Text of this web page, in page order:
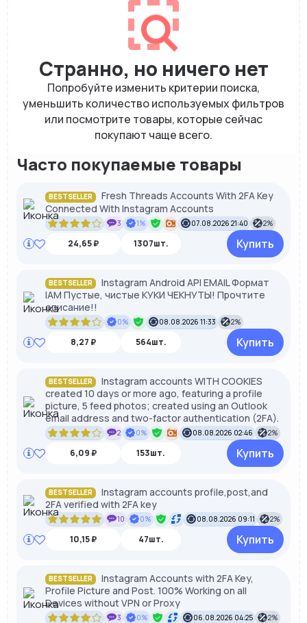
Странно, но ничего нет
Попробуйте изменить критерии поиска,
уменьшить количество используемых фильтров
или посмотрите товары, которые сейчас
покупают чаще всего.
Часто покупаемые товары
BESTSELLER
Fresh Threads Accounts With 2FA Key
Connected With Instagram Accounts
3 1% 07.08.2026 21:40 2%
24,65 ₽ 1307шт. Купить
BESTSELLER
Instagram Android API EMAIL Формат
IAM Пустые, чистые КУКИ ЧЕКНУТЫ! Прочтите
описание!!
0% 08.08.2026 11:33 2%
8,27 ₽ 564шт. Купить
BESTSELLER
Instagram accounts WITH COOKIES
created 10 days or more ago, featuring a profile
picture, 5 feed photos; created using an Outlook
email address and two-factor authentication (2FA).
2 0% 08.08.2026 02:46 2%
6,09 ₽ 153шт. Купить
BESTSELLER
Instagram accounts profile,post,and
2FA verified with 2FA key
10 0% 08.08.2026 09:11 2%
10,15 ₽ 47шт. Купить
BESTSELLER
Instagram Accounts with 2FA Key,
Profile Picture and Post. 100% Working on all
Devices without VPN or Proxy
3 0% 06.08.2026 04:25 2%